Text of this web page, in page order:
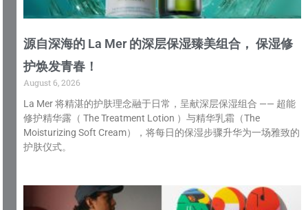
源自深海的 La Mer 的深层保湿臻美组合， 保湿修
护焕发青春！
August 6, 2026
La Mer 将精湛的护肤理念融于日常，呈献深层保湿组合 —— 超能
修护精华露（ The Treatment Lotion ）与精华乳霜（The
Moisturizing Soft Cream），将每日的保湿步骤升华为一场雅致的
护肤仪式。